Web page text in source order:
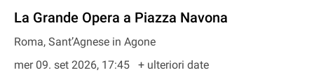
La Grande Opera a Piazza Navona
Roma, Sant’Agnese in Agone
mer 09. set 2026, 17:45
+ ulteriori date